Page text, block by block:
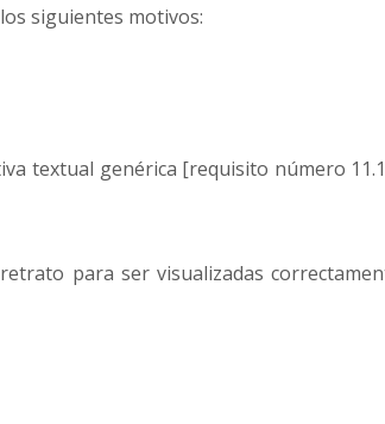
siguientes motivos:
textual genérica [requisito número
para ser visualizadas